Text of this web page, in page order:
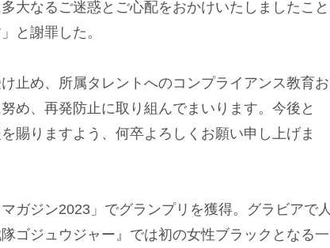
大なるご迷惑とご心配をおかけいたしましたこと
と謝罪した。
止め、所属タレントへのコンプライアンス教育お
め、再発防止に取り組んでまいります。今後と
賜りますよう、何卒よろしくお願い申し上げま
ガジン2023」でグランプリを獲得。グラビアで人
ゴジュウジャー』では初の女性ブラックとなる一